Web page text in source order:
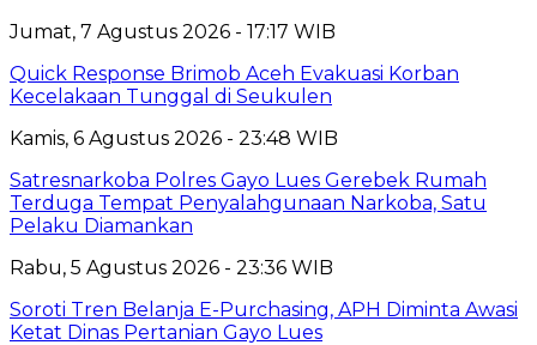
Jumat, 7 Agustus 2026 - 17:17 WIB
Quick Response Brimob Aceh Evakuasi Korban
Kecelakaan Tunggal di Seukulen
Kamis, 6 Agustus 2026 - 23:48 WIB
Satresnarkoba Polres Gayo Lues Gerebek Rumah
Terduga Tempat Penyalahgunaan Narkoba, Satu
Pelaku Diamankan
Rabu, 5 Agustus 2026 - 23:36 WIB
Soroti Tren Belanja E-Purchasing, APH Diminta Awasi
Ketat Dinas Pertanian Gayo Lues